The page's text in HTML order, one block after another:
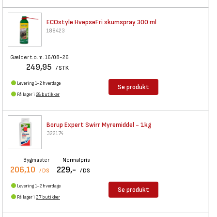
ECOstyle HvepseFri skumspray300 ml
188423
Gælder t.o.m. 16/08-26
249,95 / STK
Levering 1-2 hverdage
På lager i 28 butikker
Se produkt
Borup Expert Swirr Myremiddel - 1kg
322174
Bygmaster
206,10 / DS
Normalpris
229,- / DS
Levering 1-2 hverdage
På lager i 37 butikker
Se produkt